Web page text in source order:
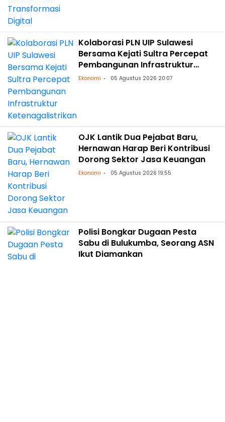
Kolaborasi PLN UIP Sulawesi
Bersama Kejati Sultra Percepat
Pembangunan Infrastruktur
Ketenagalistrikan
Ekonomi 05 Agustus 2026 20:07
OJK Lantik Dua Pejabat Baru,
Hernawan Harap Beri Kontribusi
Dorong Sektor Jasa Keuangan
Ekonomi 05 Agustus 2026 19:55
Polisi Bongkar Dugaan Pesta
Sabu di Bulukumba, Seorang ASN
Ikut Diamankan